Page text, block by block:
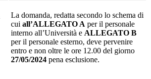
La domanda, redatta secondo lo schema di
cui all’ALLEGATO A per il personale
interno all’Università e ALLEGATO B
per il personale esterno, deve pervenire
entro e non oltre le ore 12.00 del giorno
27/05/2024 pena esclusione.